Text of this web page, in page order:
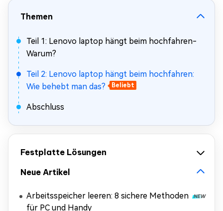
Themen
Teil 1: Lenovo laptop hängt beim hochfahren-
Warum?
Teil 2: Lenovo laptop hängt beim hochfahren:
Wie behebt man das?
Beliebt
Abschluss
Festplatte Lösungen
Neue Artikel
Arbeitsspeicher leeren: 8 sichere Methoden
für PC und Handy